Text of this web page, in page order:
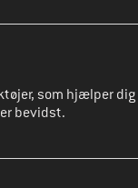
som hjælper dig
bevidst.